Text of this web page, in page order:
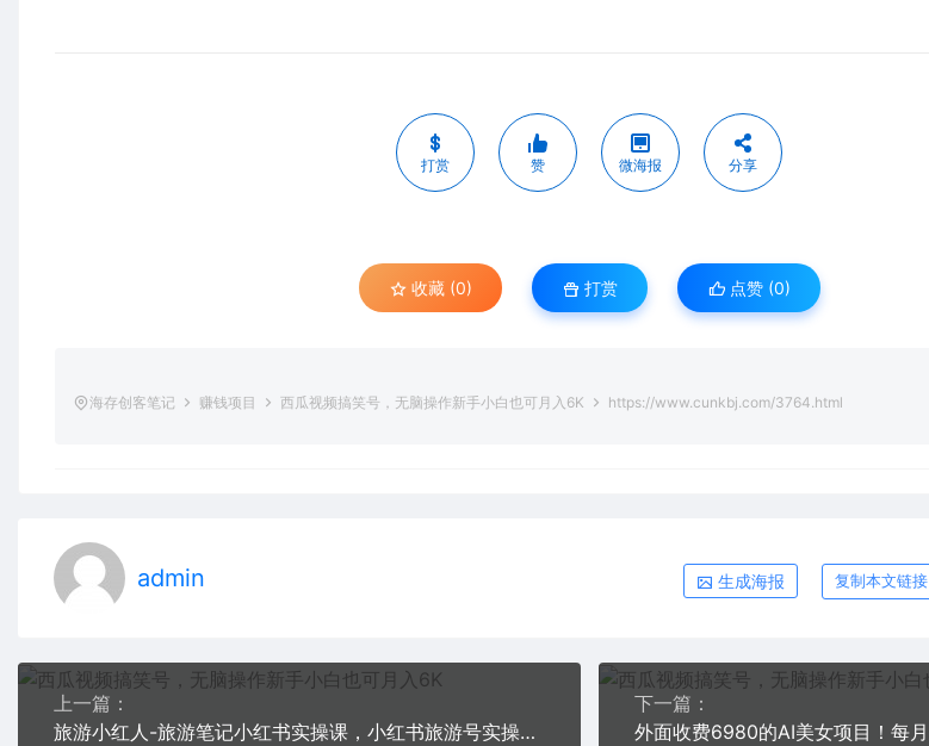
打赏 赞 微海报 分享
收藏 (0) 打赏 点赞 (0)
海存创客笔记 赚钱项目 西瓜视频搞笑号，无脑操作新手小白也可月入6K https://www.cunkbj.com/3764.html
admin 生成海报 复制本文链接
上一篇：
旅游小红人-旅游笔记小红书实操课，小红书旅游号实操攻略分享（8节课）
下一篇：